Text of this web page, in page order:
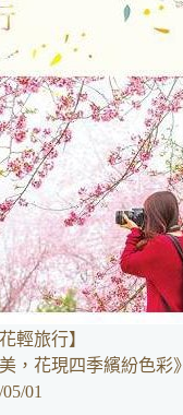
輕旅行】
，花現四季繽紛色彩》
01